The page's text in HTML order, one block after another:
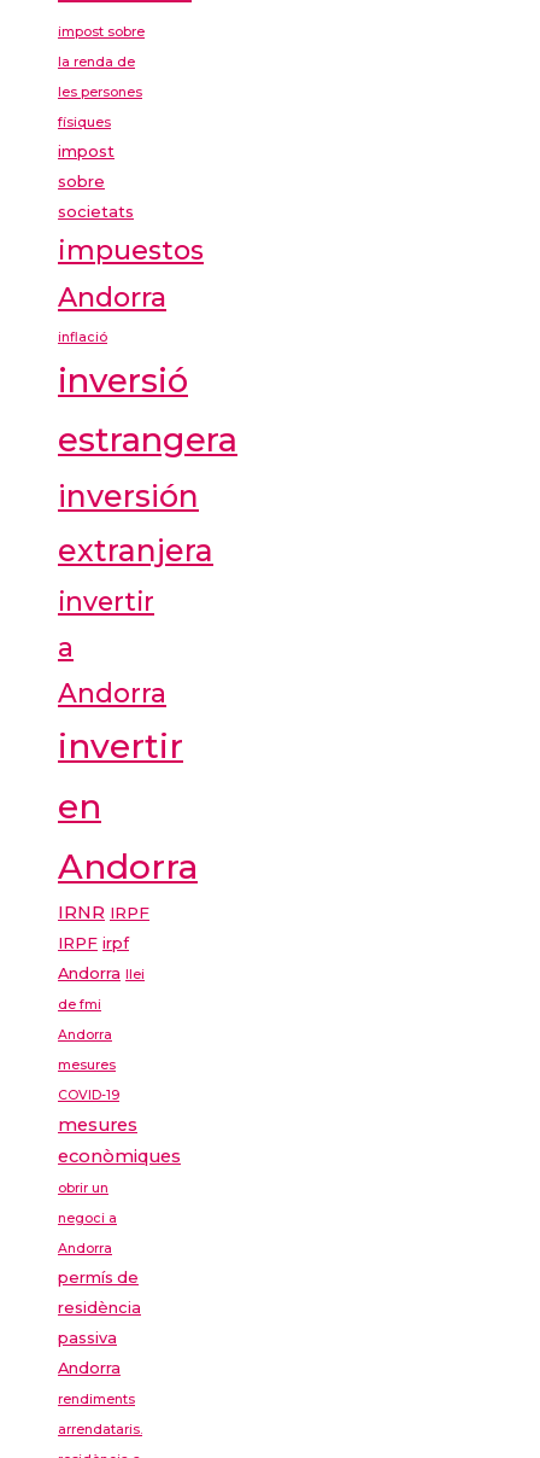
impost sobre
la renda de
les persones
físiques
impost
sobre
societats
impuestos
Andorra
inflació
inversió
estrangera
inversión
extranjera
invertir
a
Andorra
invertir
en
Andorra
IRNR IRPF
IRPF irpf
Andorra
llei
de fmi
Andorra
mesures
COVID-19
mesures
econòmiques
obrir un
negoci a
Andorra
permís de
residència
passiva
Andorra
rendiments
arrendataris.